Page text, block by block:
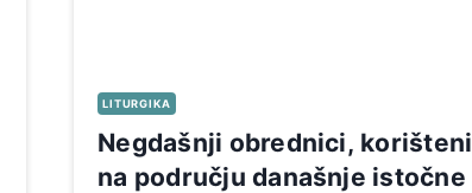
LITURGIKA
Negdašnji obrednici, korišteni
na području današnje istočne